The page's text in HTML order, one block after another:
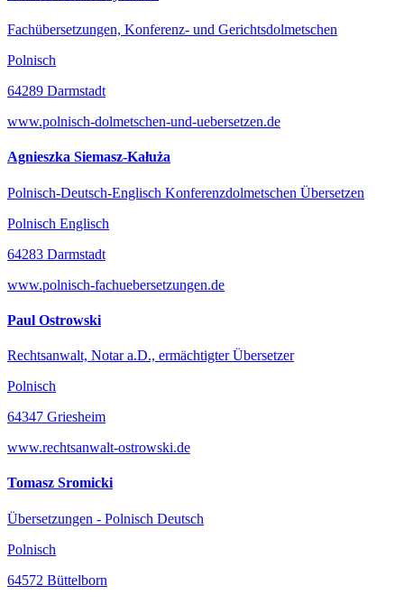
Fachübersetzungen, Konferenz- und Gerichtsdolmetschen
Polnisch
64289 Darmstadt
www.polnisch-dolmetschen-und-uebersetzen.de
Agnieszka Siemasz-Kałuża
Polnisch-Deutsch-Englisch Konferenzdolmetschen Übersetzen
Polnisch Englisch
64283 Darmstadt
www.polnisch-fachuebersetzungen.de
Paul Ostrowski
Rechtsanwalt, Notar a.D., ermächtigter Übersetzer
Polnisch
64347 Griesheim
www.rechtsanwalt-ostrowski.de
Tomasz Sromicki
Übersetzungen - Polnisch Deutsch
Polnisch
64572 Büttelborn